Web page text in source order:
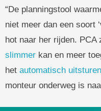
“De planningstool
niet meer dan een soort
hot naar her rijden.
slimmer kan en meer
het automatisch
monteur onderweg is